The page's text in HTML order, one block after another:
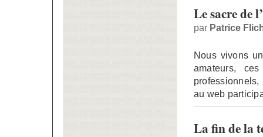
Le sacre de
par Patrice
Nous vivons
amateurs,
professionnels,
au web
La fin de la